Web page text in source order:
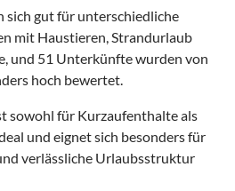
sich gut für unterschiedliche
mit Haustieren, Strandurlaub
und 51 Unterkünfte wurden von
hoch bewertet.
sowohl für Kurzaufenthalte als
und eignet sich besonders für
verlässliche Urlaubsstruktur